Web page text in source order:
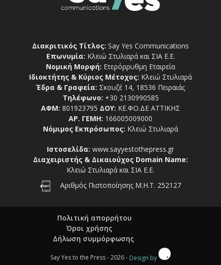
Διακριτικός Τίτλος: Say Yes Communications
Επωνυμία: Κλειώ Στυλιαρά και ΣΙΑ Ε.Ε.
Νομική Μορφή: Ετερόρρυθμη Εταιρεία
Ιδιοκτήτης & Κύριος Μέτοχος: Κλειώ Στυλιαρά
Έδρα & Γραφεία: Σκουζέ 14, 18536 Πειραιάς
Τηλέφωνο: +30 2130990585
ΑΦΜ: 801923795 ΔΟΥ: ΚΕ.ΦΟ.ΔΕ ΑΤΤΙΚΗΣ
ΑΡ. ΓΕΜΗ: 166005009000
Νόμιμος Εκπρόσωπος: Κλειώ Στυλιαρά
Ιστοσελίδα: www.sayyestothepress.gr
Διαχειριστής & Δικαιούχος Domain Name:
Κλειώ Στυλιαρά και ΣΙΑ Ε.Ε.
Αριθμός Πιστοποίησης Μ.Η.Τ. 252127
Πολιτική απορρήτου
Όροι χρήσης
Δήλωση συμμόρφωσης
Say Yes to the Press - 2026 - Design by